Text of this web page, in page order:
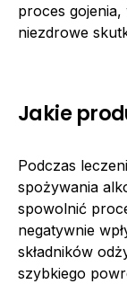
proces gojenia,
niezdrowe
Jakie
Podczas
spożywania
spowolnić
negatywnie
składników
szybkiego